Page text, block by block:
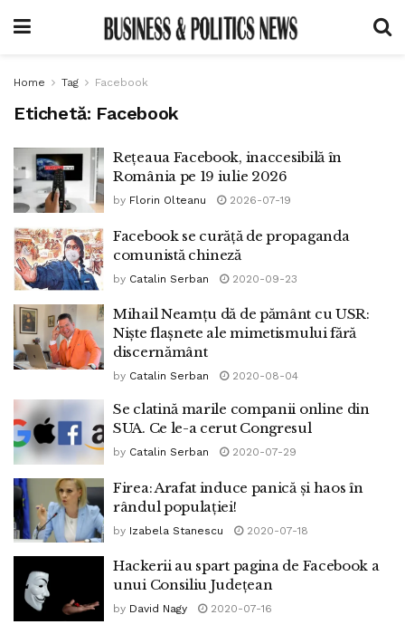
Home Tag Facebook
Etichetă: Facebook
Rețeaua Facebook, inaccesibilă în
România pe 19 iulie 2026
by Florin Olteanu 2026-07-19
Facebook se curăță de propaganda
comunistă chineză
by Catalin Serban 2020-09-23
Mihail Neamțu dă de pământ cu USR:
Niște flașnete ale mimetismului fără
discernământ
by Catalin Serban 2020-08-04
Se clatină marile companii online din
SUA. Ce le-a cerut Congresul
by Catalin Serban 2020-07-29
Firea: Arafat induce panică și haos în
rândul populației!
by Izabela Stanescu 2020-07-18
Hackerii au spart pagina de Facebook a
unui Consiliu Județean
by David Nagy 2020-07-16